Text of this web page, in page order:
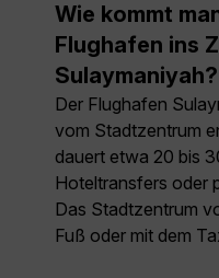
Wie kommt
Flughafen ins
Sulaymaniyah?
Der Flughafen
vom Stadtzentrum
dauert etwa 20 bis
Hoteltransfers oder
Das Stadtzentrum
Fuß oder mit dem